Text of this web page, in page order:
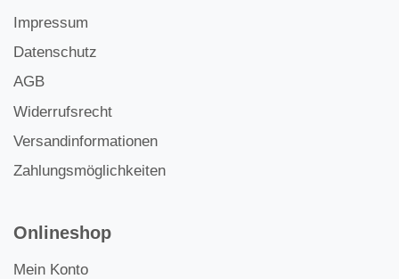
Impressum
Datenschutz
AGB
Widerrufsrecht
Versandinformationen
Zahlungsmöglichkeiten
Onlineshop
Mein Konto